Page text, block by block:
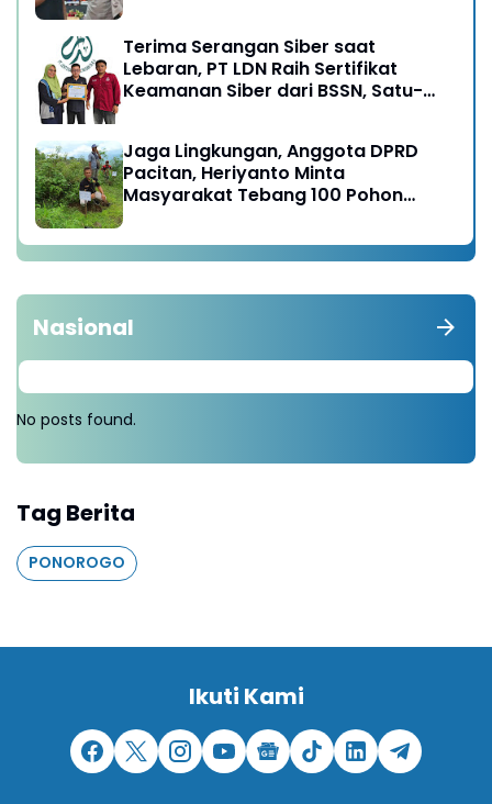
Terima Serangan Siber saat
Lebaran, PT LDN Raih Sertifikat
Keamanan Siber dari BSSN, Satu-
Jaga Lingkungan, Anggota DPRD
Pacitan, Heriyanto Minta
Masyarakat Tebang 100 Pohon
Nasional
No posts found.
Tag Berita
PONOROGO
Ikuti Kami